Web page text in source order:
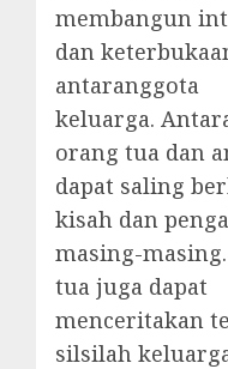
membangun
dan
antaranggota
keluarga.
orang tua dan
dapat saling
kisah dan
masing-
tua juga dapat
menceritakan
silsilah